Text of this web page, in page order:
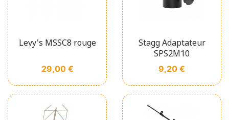
Levy's MSSC8 rouge
Prix
29,00 €
Stagg Adaptateur
SPS2M10
Prix
9,20 €